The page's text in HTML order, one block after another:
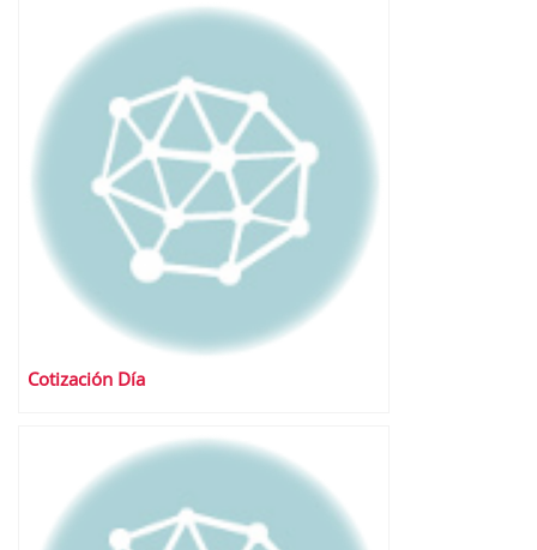
Cotización Día